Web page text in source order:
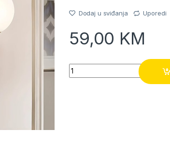
Dodaj u sviđanja Uporedi
59,00 KM
Quantity